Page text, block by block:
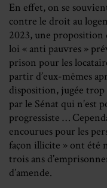
En effet, on se
contre le droit au
2023, une proposition
loi « anti pauvres »
prison pour les
partir d’eux-mêmes
disposition, jugée trop
par le Sénat qui n’est
progressiste …
encourues pour les
façon illicite » ont été
trois ans
d’amende.